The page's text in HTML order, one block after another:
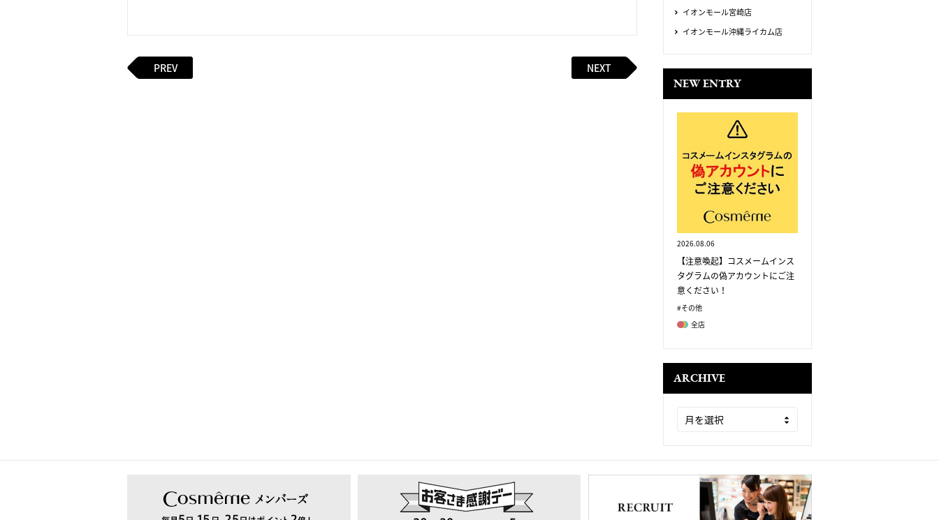
PREV NEXT
イオンモール宮崎店
イオンモール沖縄ライカム店
NEW ENTRY
2026.08.06
【注意喚起】コスメームインス
タグラムの偽アカウントにご注
意ください！
#その他
全店
ARCHIVE